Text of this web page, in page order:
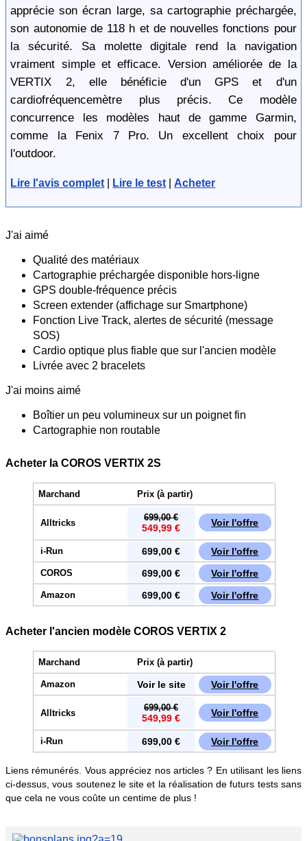
apprécie son écran large, sa cartographie préchargée,
son autonomie de 118 h et de nouvelles fonctions pour
la sécurité. Sa molette digitale rend la navigation
vraiment simple et efficace. Version améliorée de la
VERTIX 2, elle bénéficie d'un GPS et d'un
cardiofréquencemètre plus précis. Ce modèle
concurrence les modèles haut de gamme Garmin,
comme la Fenix 7 Pro. Un excellent choix pour
l'outdoor.
Lire l'avis complet Lire le test |Acheter
J'ai aimé
Qualité des matériaux
Cartographie préchargée disponible hors-ligne
GPS double-fréquence précis
Screen extender (affichage sur Smartphone)
Fonction Live Track, alertes de sécurité (message
SOS)
Cardio optique plus fiable que sur l'ancien modèle
Livrée avec 2 bracelets
J'ai moins aimé
Boîtier un peu volumineux sur un poignet fin
Cartographie non routable
Acheter la COROS VERTIX 2S
Marchand Prix (à partir)
Alltricks Voir l'offre
699,00 €
549,99 €
i-Run Voir l'offre
699,00 €
COROS Voir l'offre
699,00 €
Amazon Voir l'offre
699,00 €
Acheter l'ancien modèle COROS VERTIX 2
Marchand Prix (à partir)
Amazon Voir l'offre
Voir le site
Alltricks Voir l'offre
699,00 €
549,99 €
i-Run Voir l'offre
699,00 €
Liens rémunérés. Vous appréciez nos articles ? En utilisant les liens
ci-dessus, vous soutenez le site et la réalisation de futurs tests sans
que cela ne vous coûte un centime de plus !